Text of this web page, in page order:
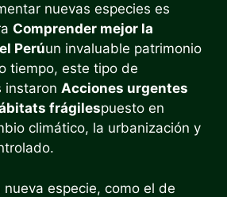
nuevas especies es
Comprender mejor la
Perúun invaluable patrimonio
tiempo, este tipo de
instaron Acciones urgentes
frágilespuesto en
climático, la urbanización y
especie, como el de